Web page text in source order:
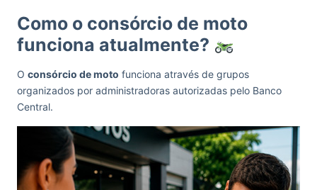
Como o consórcio de moto
funciona atualmente?
O consórcio de moto funciona através de grupos
organizados por administradoras autorizadas pelo Banco
Central.